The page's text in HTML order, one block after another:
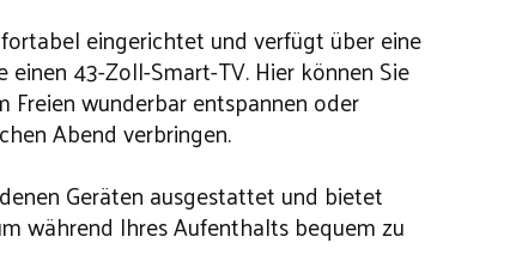
eingerichtet und verfügt über eine
43-Zoll-Smart-TV. Hier können Sie
Freien wunderbar entspannen oder
Abend verbringen.
Geräten ausgestattet und bietet
während Ihres Aufenthalts bequem zu